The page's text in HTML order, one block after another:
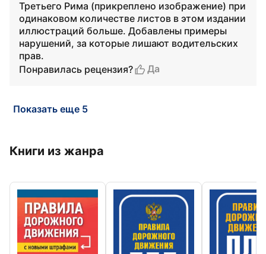
Третьего Рима (прикреплено изображение) при
одинаковом количестве листов в этом издании
иллюстраций больше. Добавлены примеры
нарушений, за которые лишают водительских
прав.
Понравилась рецензия?
Да
Показать еще 5
Книги из жанра